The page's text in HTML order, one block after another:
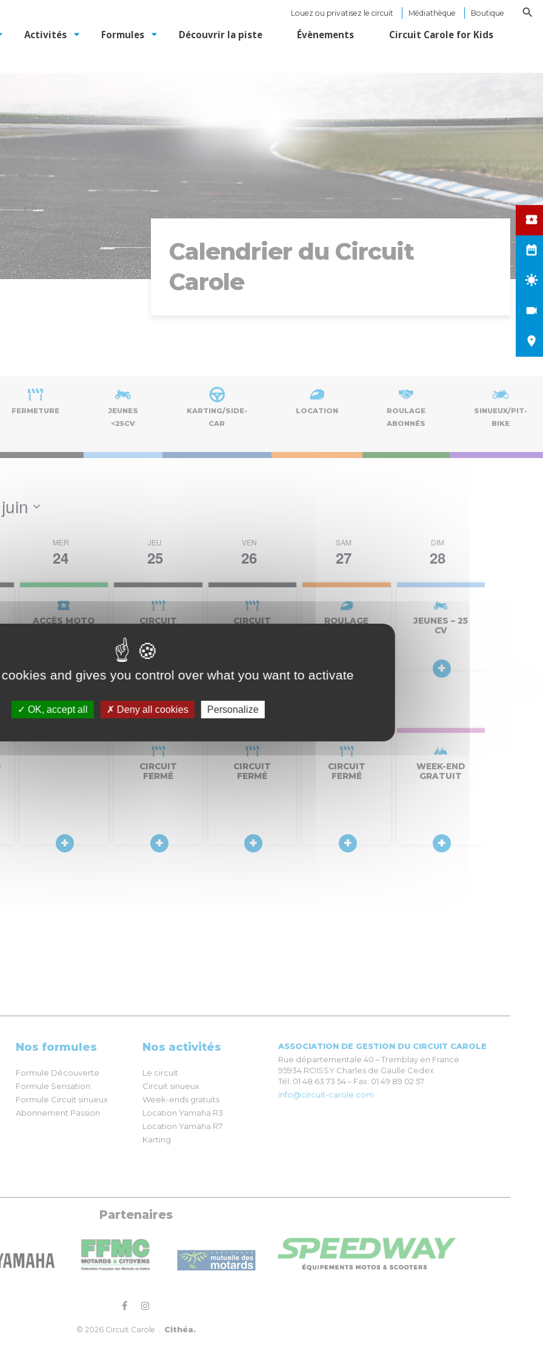
Louez ou privatisez le circuit Médiathèque Boutique
Activités Formules Découvrir la piste Évènements Circuit Carole for Kids
Calendrier du Circuit
Carole
FERMETURE
JEUNES
<25CV
KARTING/SIDE-
CAR
LOCATION
ROULAGE
ABONNÉS
SINUEUX/PIT-
BIKE
MER
24
JEU
25
VEN
26
SAM
27
DIM
28
ACCÈS MOTO
CIRCUIT
FERMÉ
CIRCUIT
CIRCUIT
FERMÉ
CIRCUIT
CIRCUIT
FERMÉ
ROULAGE
CIRCUIT
FERMÉ
JEUNES – 25
CV
WEEK-END
GRATUIT
Nos formules
Formule Découverte
Formule Sensation
Formule Circuit sinueux
Abonnement Passion
Nos activités
Le circuit
Circuit sinueux
Week-ends gratuits
Location Yamaha R3
Location Yamaha R7
Karting
ASSOCIATION DE GESTION DU CIRCUIT CAROLE
Rue départementale 40 – Tremblay en France
95934 ROISSY Charles de Gaulle Cedex
Tél. 01 48 63 73 54 – Fax. 01 49 89 02 57
info@circuit-carole.com
Partenaires
© 2026 Circuit Carole . Cithéa.
and gives you control over what you want to activate
OK, accept all Deny all cookies Personalize